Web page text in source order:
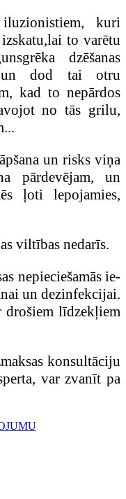
kuri
to varētu
dzēšanas
un dod tai otru
kad to nepārdos
no tās grilu,
un risks viņa
pārdevējam, un
ļoti lepojamies,
viltības nedarīs.
nepieciešamās ie-
un dezinfekcijai.
drošiem līdzekļiem
konsultāciju
var zvanīt pa